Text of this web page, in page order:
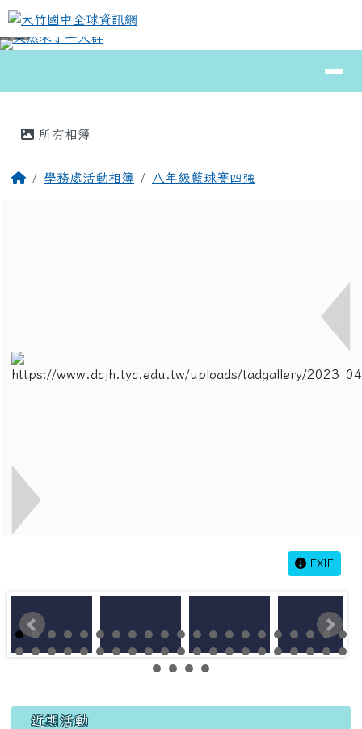
跳至主內容區
大竹國中全球資訊網
⏸
所有相簿
回首頁學務處活動相簿 八年級籃球賽四強
EXIF
左邊區域內容
近期活動